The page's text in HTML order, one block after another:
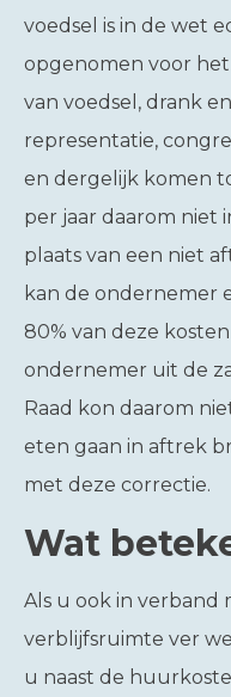
voedsel is in de wet
opgenomen voor
van voedsel, drank
representatie,
en dergelijk komen
per jaar daarom niet
plaats van een niet
kan de ondernemer
80% van deze
ondernemer uit de
Raad kon daarom
eten gaan in aftrek
met deze correctie.
Wat
Als u ook in
verblijfsruimte ver
u naast de